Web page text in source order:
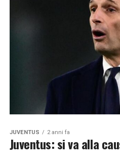
JUVENTUS 2 anni fa
Juventus: si va alla